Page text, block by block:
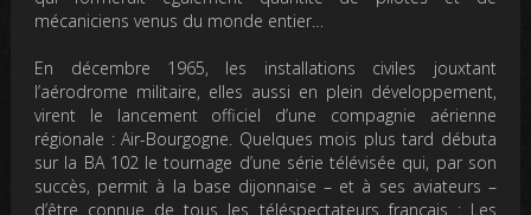
mécaniciens venus du monde entier…
En décembre 1965, les installations civiles jouxtant
l’aérodrome militaire, elles aussi en plein développement,
virent le lancement officiel d’une compagnie aérienne
régionale : Air-Bourgogne. Quelques mois plus tard débuta
sur la BA 102 le tournage d’une série télévisée qui, par son
succès, permit à la base dijonnaise – et à ses aviateurs –
d’être connue de tous les téléspectateurs français : Les